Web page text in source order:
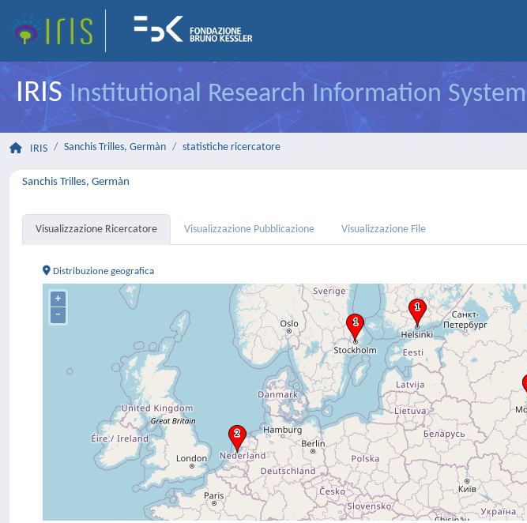
IRISInstitutional Research Information System
IRIS Sanchis Trilles, Germàn statistiche ricercatore
Sanchis Trilles, Germàn
Visualizzazione Ricercatore Visualizzazione Pubblicazione Visualizzazione File
Distribuzione geografica
+
–